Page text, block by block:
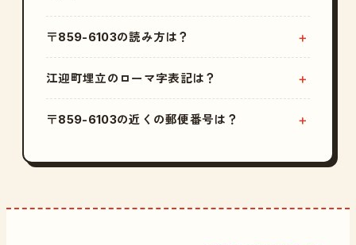
〒859-6103の読み方は？
江迎町埋立のローマ字表記は？
〒859-6103の近くの郵便番号は？